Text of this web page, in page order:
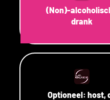
(Non)-
drank
Optioneel: host,